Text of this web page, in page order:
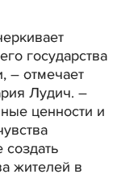
государства
– отмечает
Лудич. –
ценности и
жителей в